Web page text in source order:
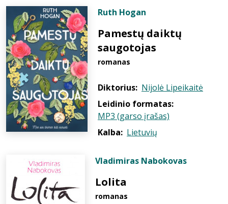
Ruth Hogan
Pamestų daiktų
saugotojas
romanas
Diktorius: Nijolė Lipeikaitė
Leidinio formatas:
MP3 (garso įrašas)
Kalba: Lietuvių
Vladimiras Nabokovas
Lolita
romanas